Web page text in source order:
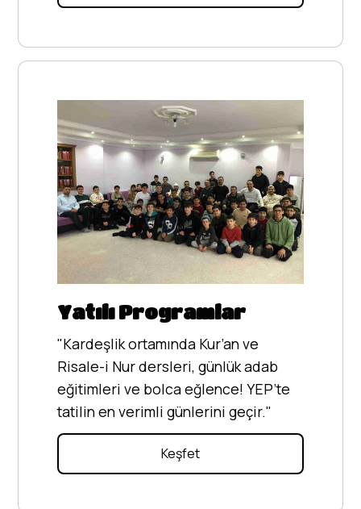
Yatılı Programlar
"Kardeşlik ortamında Kur’an ve
Risale-i Nur dersleri, günlük adab
eğitimleri ve bolca eğlence! YEP’te
tatilin en verimli günlerini geçir."
Keşfet